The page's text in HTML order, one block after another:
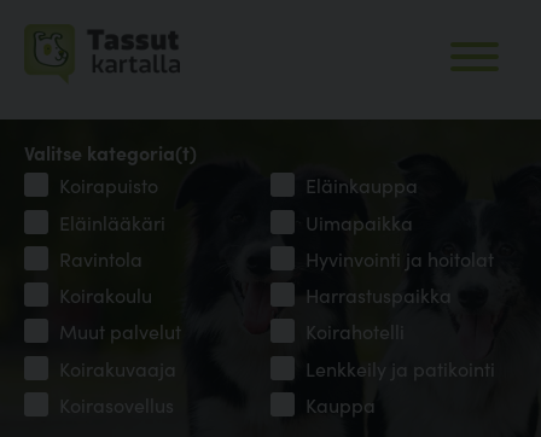
Valitse kategoria(t)
Koirapuisto
Eläinkauppa
Eläinlääkäri
Uimapaikka
Ravintola
Hyvinvointi ja hoitolat
Koirakoulu
Harrastuspaikka
Muut palvelut
Koirahotelli
Koirakuvaaja
Lenkkeily ja patikointi
Koirasovellus
Kauppa